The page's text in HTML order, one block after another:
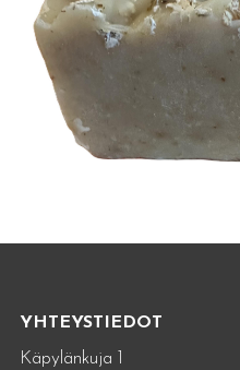
YHTEYSTIEDOT
Käpylänkuja 1